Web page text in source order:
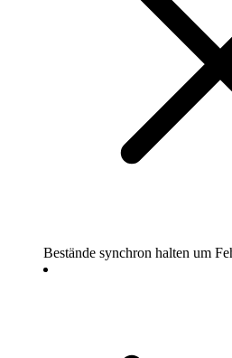
Bestände synchron halten um